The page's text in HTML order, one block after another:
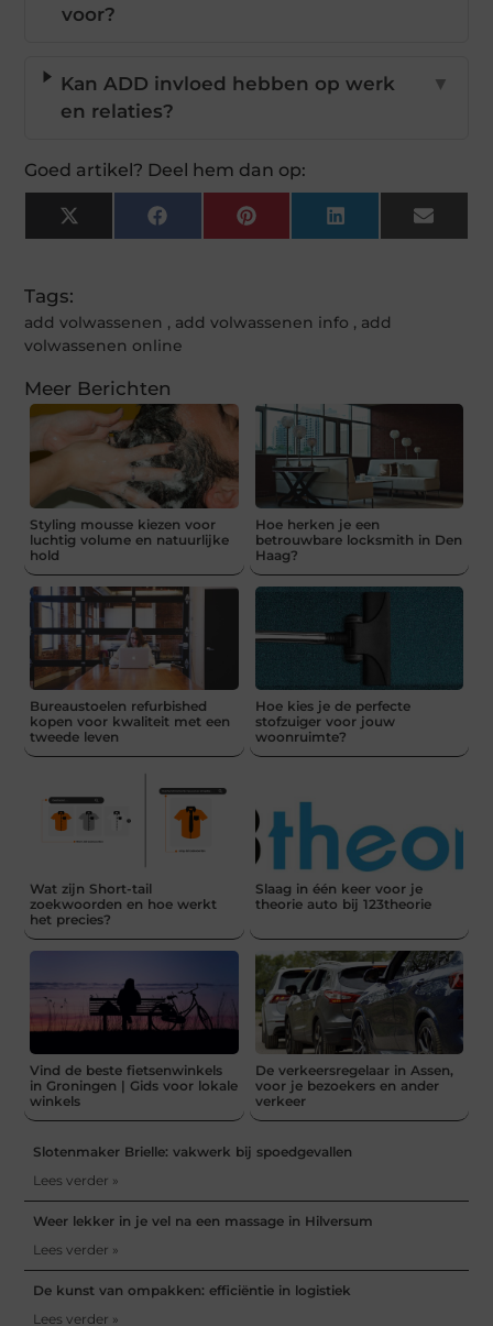
voor?
Kan ADD invloed hebben op werk
en relaties?
▼
Goed artikel? Deel hem dan op:
X
(Twitter)
FacebookPinterestLinkedInEmail
Tags:
add volwassenen , add volwassenen info , add
volwassenen online
Meer Berichten
Styling mousse kiezen voor
luchtig volume en natuurlijke
hold
Hoe herken je een
betrouwbare locksmith in Den
Haag?
Bureaustoelen refurbished
kopen voor kwaliteit met een
tweede leven
Hoe kies je de perfecte
stofzuiger voor jouw
woonruimte?
Wat zijn Short-tail
zoekwoorden en hoe werkt
het precies?
Slaag in één keer voor je
theorie auto bij 123theorie
Vind de beste fietsenwinkels
in Groningen | Gids voor lokale
winkels
De verkeersregelaar in Assen,
voor je bezoekers en ander
verkeer
Slotenmaker Brielle: vakwerk bij spoedgevallen
Lees verder »
Weer lekker in je vel na een massage in Hilversum
Lees verder »
De kunst van ompakken: efficiëntie in logistiek
Lees verder »